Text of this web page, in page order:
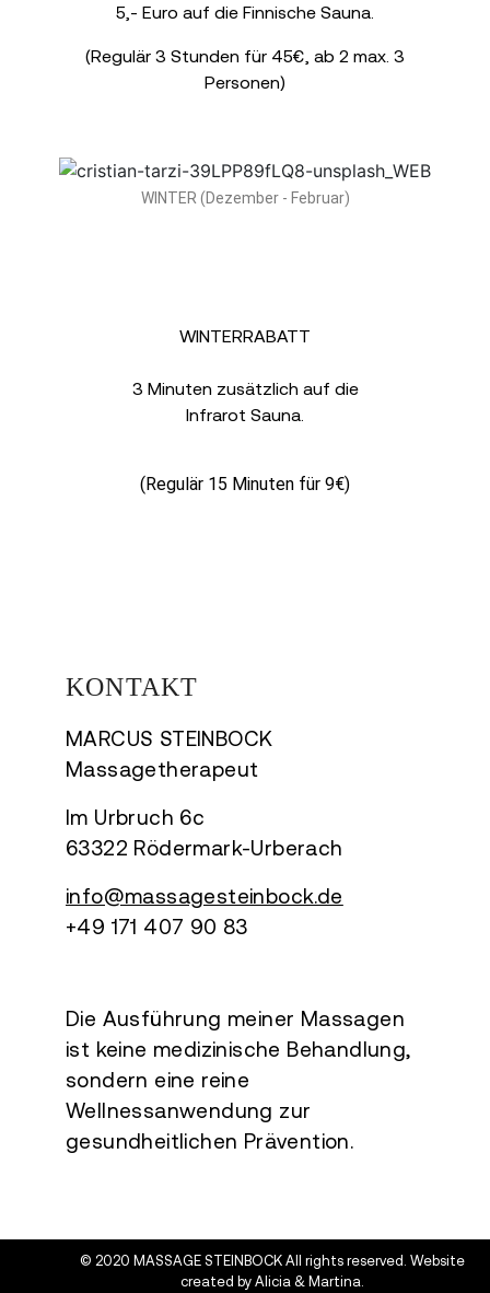
5,- Euro auf die Finnische Sauna.
(Regulär 3 Stunden für 45€, ab 2 max. 3
Personen)
WINTER (Dezember - Februar)
WINTERRABATT
3 Minuten zusätzlich auf die
Infrarot Sauna.
(Regulär 15 Minuten für 9€)
KONTAKT
MARCUS STEINBOCK
Massagetherapeut
Im Urbruch 6c
63322 Rödermark-Urberach
info@massagesteinbock.de
+49 171 407 90 83
Die Ausführung meiner Massagen
ist keine medizinische Behandlung,
sondern eine reine
Wellnessanwendung zur
gesundheitlichen Prävention.
© 2020 MASSAGE STEINBOCK All rights reserved. Website
created by Alicia & Martina.